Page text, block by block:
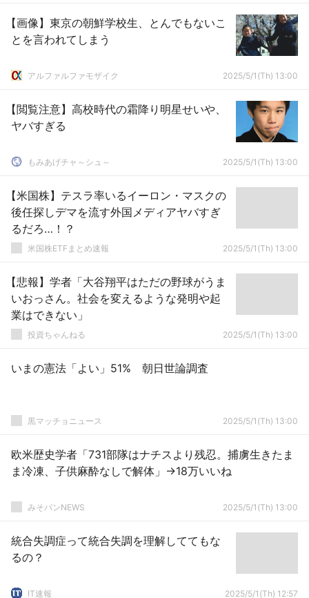
【画像】東京の朝鮮学校生、とんでもないこ
とを言われてしまう
アルファルファモザイク 2025/5/1(Th) 13:00
【閲覧注意】高校時代の霜降り明星せいや、
ヤバすぎる
もみあげチャ～シュ～ 2025/5/1(Th) 13:00
【米国株】テスラ率いるイーロン・マスクの
後任探しデマを流す外国メディアヤバすぎ
るだろ…！？
米国株ETFまとめ速報 2025/5/1(Th) 13:00
【悲報】学者「大谷翔平はただの野球がうま
いおっさん。社会を変えるような発明や起
業はできない」
投資ちゃんねる 2025/5/1(Th) 13:00
いまの憲法「よい」51% 朝日世論調査
黒マッチョニュース 2025/5/1(Th) 13:00
欧米歴史学者「731部隊はナチスより残忍。捕虜生きたま
ま冷凍、子供麻酔なしで解体」→18万いいね
みそパンNEWS 2025/5/1(Th) 13:00
統合失調症って統合失調を理解しててもな
るの？
IT速報 2025/5/1(Th) 12:57